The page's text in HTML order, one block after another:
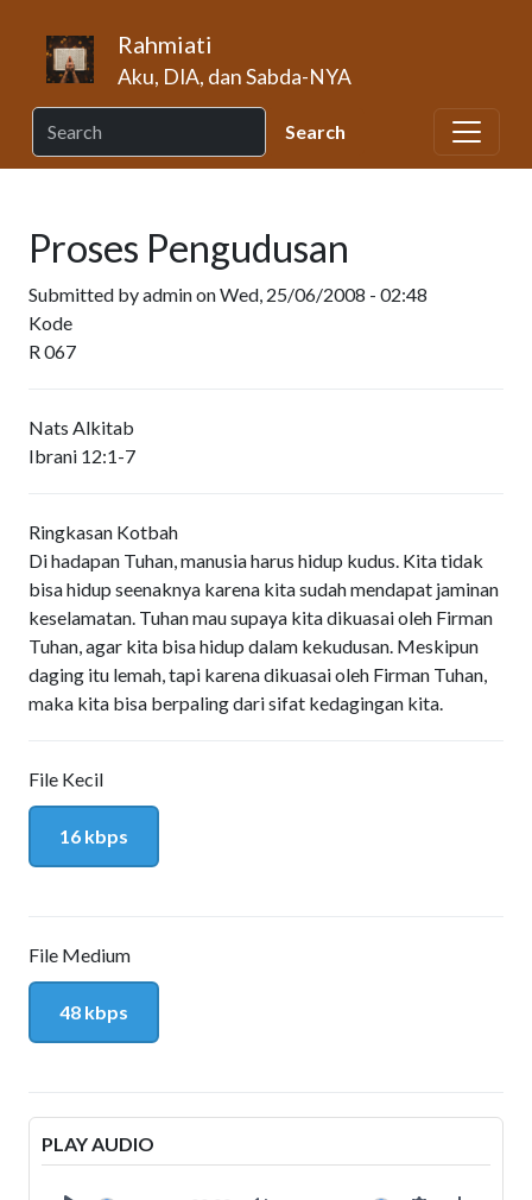
Rahmiati
Aku, DIA, dan Sabda-NYA
Proses Pengudusan
Submitted byadminonWed, 25/06/2008 - 02:48
Kode
R 067
Nats Alkitab
Ibrani 12:1-7
Ringkasan Kotbah
Di hadapan Tuhan, manusia harus hidup kudus. Kita tidak
bisa hidup seenaknya karena kita sudah mendapat jaminan
keselamatan. Tuhan mau supaya kita dikuasai oleh Firman
Tuhan, agar kita bisa hidup dalam kekudusan. Meskipun
daging itu lemah, tapi karena dikuasai oleh Firman Tuhan,
maka kita bisa berpaling dari sifat kedagingan kita.
File Kecil
16 kbps
File Medium
48 kbps
PLAY AUDIO